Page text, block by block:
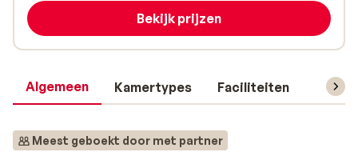
Algemeen Kamertypes Faciliteiten
Meest geboekt door met partner
Bekijk prijzen